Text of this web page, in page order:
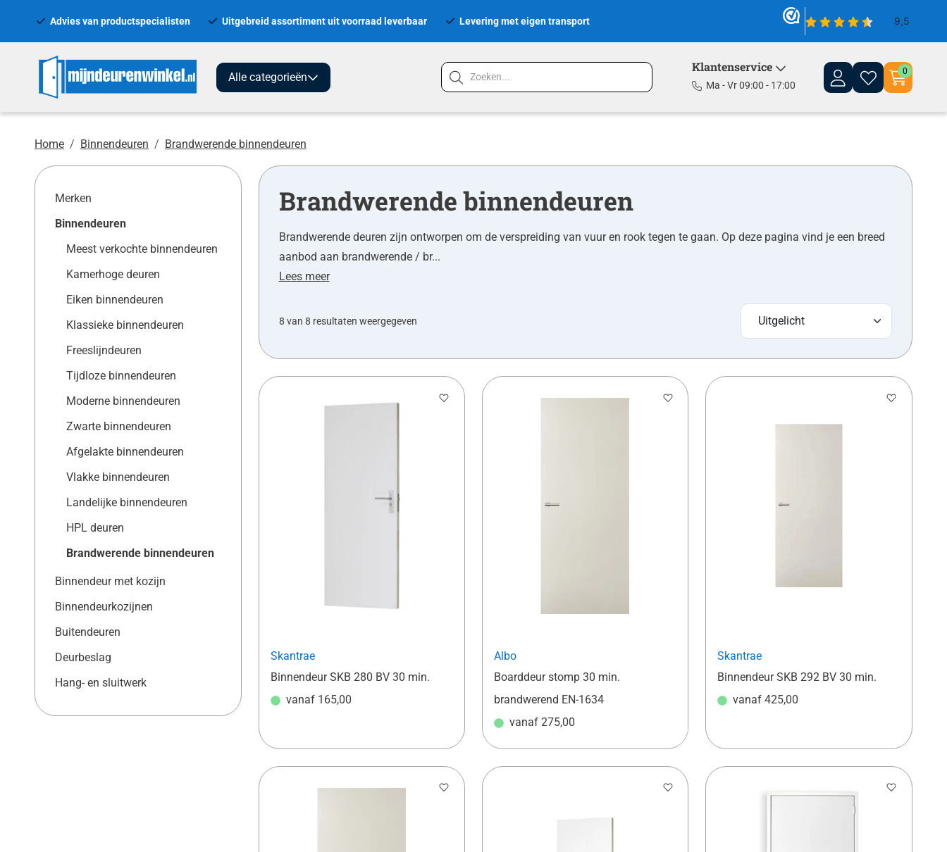
Advies van productspecialisten Uitgebreid assortiment uit voorraad leverbaar Levering met eigen transport
Alle categorieën
Klantenservice
Ma - Vr 09:00 - 17:00
0
Home Binnendeuren Brandwerende binnendeuren
Merken
Binnendeuren
Meest verkochte binnendeuren
Kamerhoge deuren
Eiken binnendeuren
Klassieke binnendeuren
Freeslijndeuren
Tijdloze binnendeuren
Moderne binnendeuren
Zwarte binnendeuren
Afgelakte binnendeuren
Vlakke binnendeuren
Landelijke binnendeuren
HPL deuren
Brandwerende binnendeuren
Binnendeur met kozijn
Binnendeurkozijnen
Buitendeuren
Deurbeslag
Hang- en sluitwerk
Brandwerende binnendeuren
Brandwerende deuren zijn ontworpen om de verspreiding van vuur en rook tegen te gaan. Op deze pagina vind je een breed
aanbod aan brandwerende / br...
Lees meer
8 van 8 resultaten weergegeven
Skantrae
Binnendeur SKB 280 BV 30 min.
vanaf 165,00
Albo
Boarddeur stomp 30 min.
brandwerend EN-1634
vanaf 275,00
Skantrae
Binnendeur SKB 292 BV 30 min.
vanaf425,00